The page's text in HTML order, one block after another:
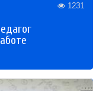
1231